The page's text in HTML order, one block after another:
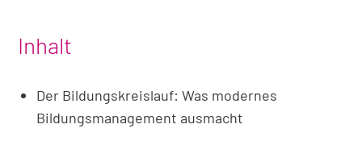
Inhalt
Der Bildungskreislauf: Was modernes
Bildungsmanagement ausmacht